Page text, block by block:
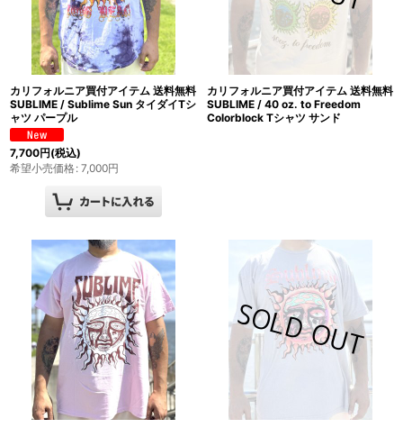
カリフォルニア買付アイテム 送料無料
SUBLIME / Sublime Sun タイダイTシ
ャツ パープル
7,700円(税込)
希望小売価格: 7,000円
カリフォルニア買付アイテム 送料無料
SUBLIME / 40 oz. to Freedom
Colorblock Tシャツ サンド